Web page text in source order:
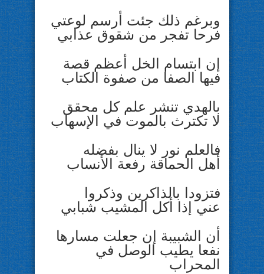
وبرغم ذلك جئت أرسم لوعتي
فرحا تفجر من شقوق عذابي
إن ابتسام الخل أعظم قصة
فيها الصفا من صفوة الكتاب
بالهدي تنشر علم كل محقق
لا تكترث بالموت في الإسهاب
فالعلم نور لا ينال بفضله
أهل الحماقة رفعة الأنساب
فتزودا بالذاكرين وذكروا
عني إذا أكل المشيب شبابي
أن الشبيبة إن جعلت مسارها
نفعا يطيب الوصل في
المحراب